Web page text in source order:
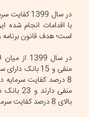
است؛ هدف قانون برنامه
بالای 8 درصد کفایت سرمایه دارند.